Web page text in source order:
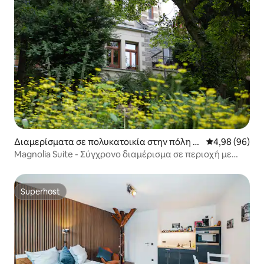
Διαμερίσματα σε πολυκατοικία στην πόλη Ei
senach
Μέση
4,98 (96)
Magnolia Suite - Σύγχρονο διαμέρισμα σε περιοχή με
Superhost
Superhost